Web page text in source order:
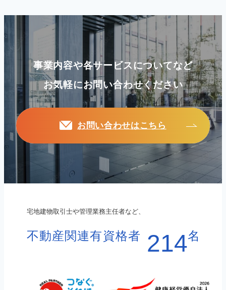
事業内容や各サービスについてなど
お気軽にお問い合わせください
お問い合わせはこちら
宅地建物取引士や管理業務主任者など、
不動産関連有資格者 214名